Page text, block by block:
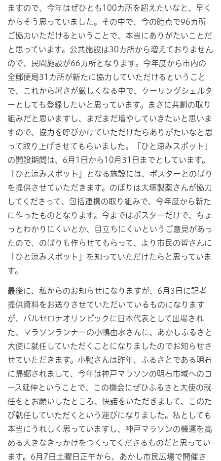
ますので、今年はぜひとも100カ所を超えたいなと、早く
からそう思っていました。その中で、今の時点で96カ所
ご協力いただけるということで、本当にありがたいことだ
と思っています。公共施設は30カ所から増えておりません
ので、民間施設が66カ所となります。今年度から市内の
全郵便局31カ所が新たに協力していただけるということ
で、これから暑さが厳しくなる中で、クーリングシェルタ
ーとしても登録したいと思っています。まさに共創の取り
組みだと思いますし、まだまだ増やしていきたいと思いま
すので、協力を呼びかけていただけたらありがたいなと思
って取り上げさせてもらいました。「ひと涼みスポット」
の開設期間は、6月1日から10月31日までとしています。
「ひと涼みスポット」となる施設には、ポスターとのぼり
を提供させていただきます。のぼりは大塚製薬さんが協力
してくださって、包括連携の取り組みで、今年度から新た
に作ったものとなります。今まではポスターだけで、ちょ
っとわかりにくいとか、目立ちにくいというご意見があっ
たので、のぼりも作らせてもらって、より市民の皆さんに
「ひと涼みスポット」を知っていただけたらと思っていま
す。
最後に、私からのお知らせになりますが、6月3日に記者
提供資料をお送りさせていただいているものになります
が、バルセロナオリンピックに日本代表として出場され
た、マラソンランナーの小鴨由水さんに、あかしふるさと
大使に就任していただくことになりましたのでお知らせさ
せていただきます。小鴨さんは昨年、ふるさとである明石
に帰郷されまして、今年は神戸マラソンの明石市域へのコ
ース延伸ということで、この機会にぜひふるさと大使の就
任をとお願いしたところ、快諾をいただきまして、このた
び就任していただくという運びになりました。私としても
本当にうれしく思っていますし、神戸マラソンの機運を高
める大きなきっかけをつくってくださるものだと思ってい
ます。6月7日土曜日正午から、あかし市民広場で開催さ